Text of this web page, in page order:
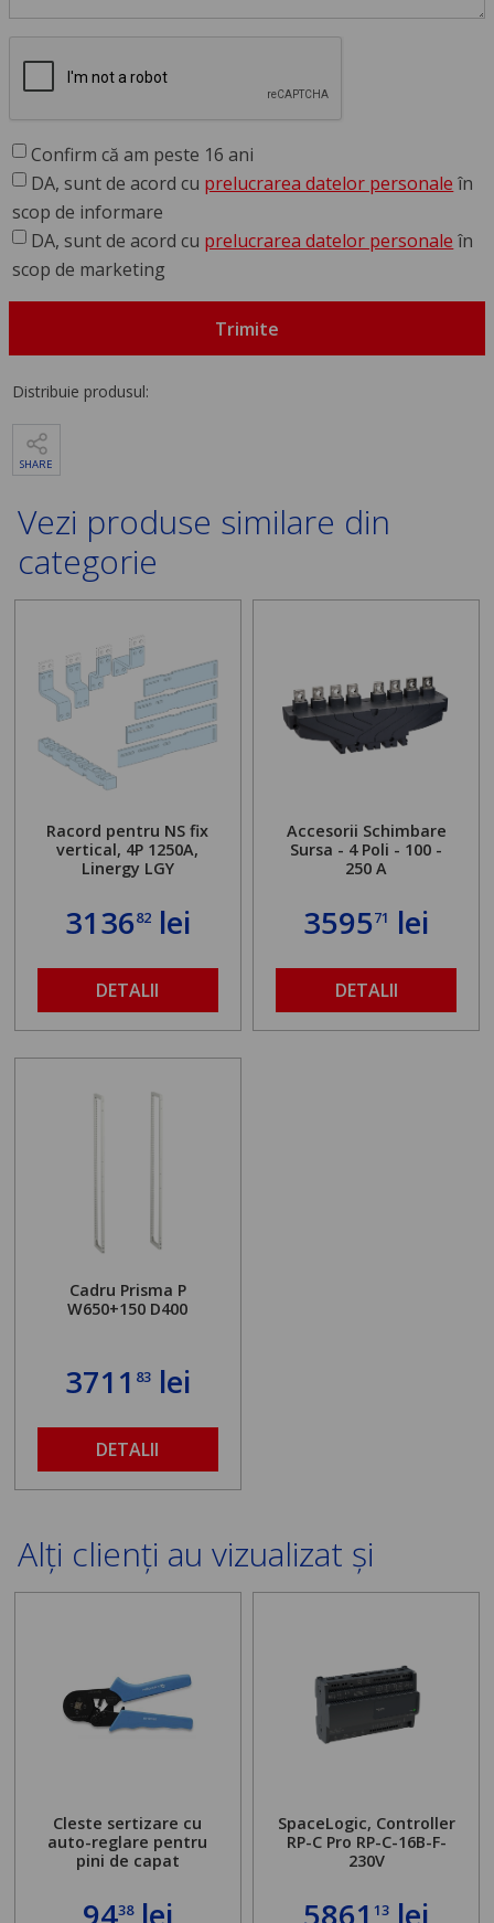
Confirm că am peste 16 ani
DA, sunt de acord cu prelucrarea datelor personale în
scop de informare
DA, sunt de acord cu prelucrarea datelor personale în
scop de marketing
Trimite
Distribuie produsul:
SHARE
Vezi produse similare din
categorie
Racord pentru NS fix
vertical, 4P 1250A,
Linergy LGY
313682lei
DETALII
Accesorii Schimbare
Sursa - 4 Poli - 100 -
250 A
359571 lei
DETALII
Cadru Prisma P
W650+150 D400
3711 83lei
DETALII
Alți clienți au vizualizat și
Cleste sertizare cu
auto-reglare pentru
pini de capat
38
SpaceLogic, Controller
RP-C Pro RP-C-16B-F-
230V
13